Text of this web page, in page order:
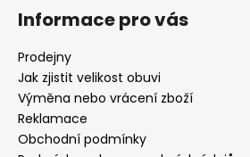
Informace pro vás
Prodejny
Jak zjistit velikost obuvi
Výměna nebo vrácení zboží
Reklamace
Obchodní podmínky